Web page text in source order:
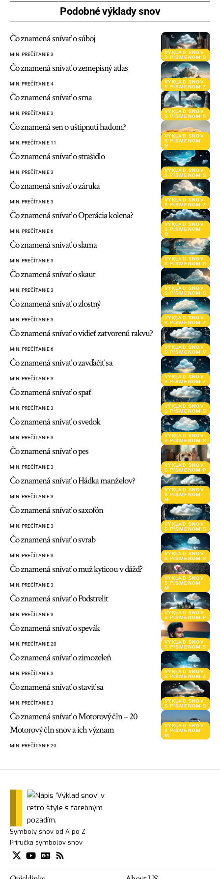
Podobné výklady snov
VÝKLAD SNOV
S PÍSMENOM S
Čo znamená snívať o súboj
MIN. PREČÍTANIE 3
VÝKLAD SNOV
S PÍSMENOM Z
Čo znamená snívať o zemepisný atlas
MIN. PREČÍTANIE 4
VÝKLAD SNOV
S PÍSMENOM S
Čo znamená snívať o srna
MIN. PREČÍTANIE 3
VÝKLAD SNOV
S PÍSMENOM
U
Čo znamená sen o uštipnutí hadom?
MIN. PREČÍTANIE 11
VÝKLAD SNOV
S PÍSMENOM S
Čo znamená snívať o strašidlo
MIN. PREČÍTANIE 3
VÝKLAD SNOV
S PÍSMENOM Z
Čo znamená snívať o záruka
MIN. PREČÍTANIE 3
VÝKLAD SNOV
S PÍSMENOM
O
Čo znamená snívať o Operácia kolena?
MIN. PREČÍTANIE 6
VÝKLAD SNOV
S PÍSMENOM S
Čo znamená snívať o slama
MIN. PREČÍTANIE 3
VÝKLAD SNOV
S PÍSMENOM S
Čo znamená snívať o skaut
MIN. PREČÍTANIE 3
VÝKLAD SNOV
S PÍSMENOM Z
Čo znamená snívať o zlostný
MIN. PREČÍTANIE 3
VÝKLAD SNOV
S PÍSMENOM V
Čo znamená snívať o vidieť zatvorenú rakvu?
MIN. PREČÍTANIE 6
VÝKLAD SNOV
S PÍSMENOM Z
Čo znamená snívať o zavďačiť sa
MIN. PREČÍTANIE 3
VÝKLAD SNOV
S PÍSMENOM S
Čo znamená snívať o spať
MIN. PREČÍTANIE 3
VÝKLAD SNOV
S PÍSMENOM S
Čo znamená snívať o svedok
MIN. PREČÍTANIE 3
VÝKLAD SNOV
S PÍSMENOM P
Čo znamená snívať o pes
MIN. PREČÍTANIE 3
VÝKLAD SNOV
S PÍSMENOM
H
Čo znamená snívať o Hádka manželov?
MIN. PREČÍTANIE 3
VÝKLAD SNOV
S PÍSMENOM S
Čo znamená snívať o saxofón
MIN. PREČÍTANIE 3
VÝKLAD SNOV
S PÍSMENOM S
Čo znamená snívať o svrab
MIN. PREČÍTANIE 3
VÝKLAD SNOV
S PÍSMENOM
M
Čo znamená snívať o muž kyticou v dážď?
MIN. PREČÍTANIE 3
VÝKLAD SNOV
S PÍSMENOM P
Čo znamená snívať o Podstrelit
MIN. PREČÍTANIE 3
VÝKLAD SNOV
S PÍSMENOM S
Čo znamená snívať o spevák
MIN. PREČÍTANIE 20
VÝKLAD SNOV
S PÍSMENOM Z
Čo znamená snívať o zimozeleň
MIN. PREČÍTANIE 3
VÝKLAD SNOV
S PÍSMENOM S
Čo znamená snívať o staviť sa
MIN. PREČÍTANIE 3
VÝKLAD SNOV
S PÍSMENOM
M
Čo znamená snívať o Motorový čln – 20
Motorový čln snov a ich význam
MIN. PREČÍTANIE 20
Symboly snov od A po Z
Príručka symbolov snov